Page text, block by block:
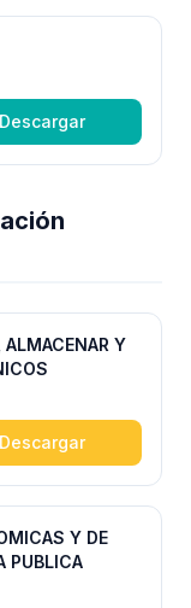
Descargar
ALMACENAR Y
Descargar
Y DE
PUBLICA